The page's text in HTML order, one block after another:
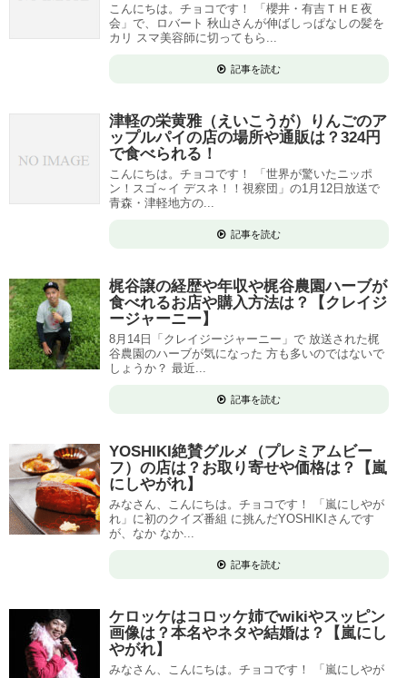
こんにちは。チョコです！ 「櫻井・有吉ＴＨＥ夜
会」で、ロバート 秋山さんが伸ばしっぱなしの髪を
カリ スマ美容師に切ってもら...
記事を読む
津軽の栄黄雅（えいこうが）りんごのア
ップルパイの店の場所や通販は？324円
で食べられる！
こんにちは。チョコです！ 「世界が驚いたニッポ
ン！スゴ～イ デスネ！！視察団」の1月12日放送で
青森・津軽地方の...
記事を読む
梶谷譲の経歴や年収や梶谷農園ハーブが
食べれるお店や購入方法は？【クレイジ
ージャーニー】
8月14日「クレイジージャーニー」で 放送された梶
谷農園のハーブが気になった 方も多いのではないで
しょうか？ 最近...
記事を読む
YOSHIKI絶賛グルメ（プレミアムビー
フ）の店は？お取り寄せや価格は？【嵐
にしやがれ】
みなさん、こんにちは。チョコです！ 「嵐にしやが
れ」に初のクイズ番組 に挑んだYOSHIKIさんです
が、なか なか...
記事を読む
ケロッケはコロッケ姉でwikiやスッピン
画像は？本名やネタや結婚は？【嵐にし
やがれ】
みなさん、こんにちは。チョコです！ 「嵐にしやが